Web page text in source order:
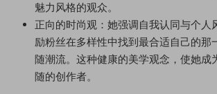
魅力风格的观众。
正向的时尚观：她强调自我认同与个人
励粉丝在多样性中找到最合适自己的那
随潮流。这种健康的美学观念，使她成
随的创作者。